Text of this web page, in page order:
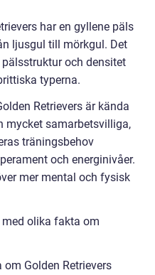
har en gyllene päls
ljusgul till mörkgul. Det
och densitet
typerna.
Retrievers är kända
mycket samarbetsvilliga,
träningsbehov
och energinivåer.
mer mental och fysisk
olika fakta om
Golden Retrievers